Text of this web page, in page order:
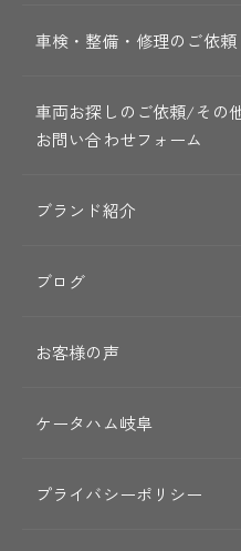
車検・整備・修理のご依頼
車両お探しのご依頼/その
お問い合わせフォーム
ブランド紹介
ブログ
お客様の声
ケータハム岐阜
プライバシーポリシー